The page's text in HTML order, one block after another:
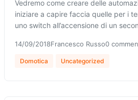
Vedremo come creare delle
iniziare a capire faccia quelle per i
uno switch all’accensione di un
14/09/2018Francesco Russo0
Domotica Uncategorized